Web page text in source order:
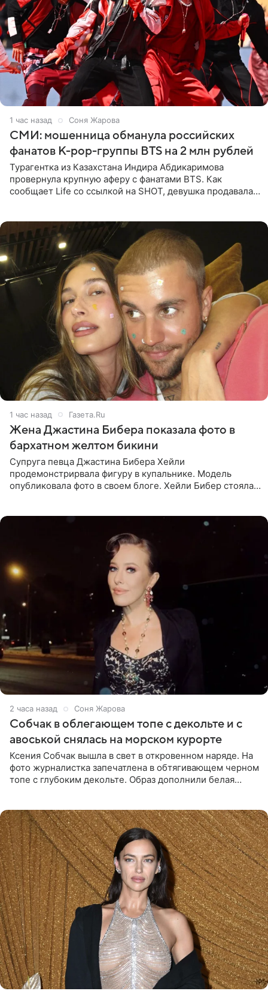
1 час назад Соня Жарова
СМИ: мошенница обманула российских
фанатов K-pop-группы BTS на 2 млн рублей
Турагентка из Казахстана Индира Абдикаримова
провернула крупную аферу с фанатами BTS. Как
сообщает Life со ссылкой на SHOT, девушка продавала
1 час назад Газета.Ru
Жена Джастина Бибера показала фото в
бархатном желтом бикини
Супруга певца Джастина Бибера Хейли
продемонстрирвала фигуру в купальнике. Модель
опубликовала фото в своем блоге. Хейли Бибер стояла
2 часа назад Соня Жарова
Собчак в облегающем топе с декольте и с
авоськой снялась на морском курорте
Ксения Собчак вышла в свет в откровенном наряде. На
фото журналистка запечатлена в обтягивающем черном
топе с глубоким декольте. Образ дополнили белая